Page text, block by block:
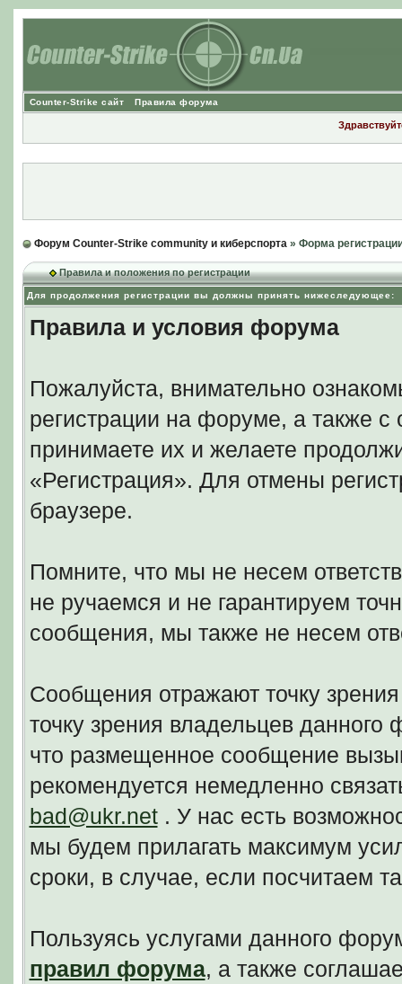
Counter-Strike сайт Правила форума
Форум Counter-Strike community и киберспорта» Форма
Правила и положения по регистрации
Для продолжения регистрации вы должны принять нижеследующее:
Правила и условия форума
Пожалуйста, внимательно
регистрации на форуме, а также
принимаете их и желаете
«Регистрация». Для отмены
браузере.
Помните, что мы не несем
не ручаемся и не гарантируем
сообщения, мы также не несем
Сообщения отражают точку
точку зрения владельцев
что размещенное сообщение
рекомендуется немедленно
bad@ukr.net. У нас есть
мы будем прилагать максимум
сроки, в случае, если посчитаем
Пользуясь услугами данного
правил форума, а также